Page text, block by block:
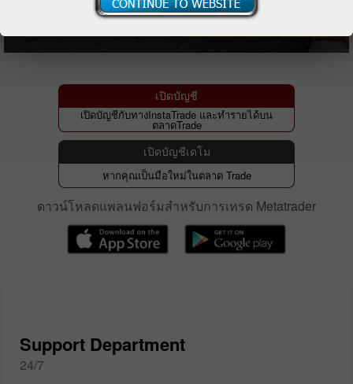
เปิดบัญชี
เปิดบัญชีกับทางInstaTrade และทำรายได้บน
ตลาดTrade
เปิดบัญชีเดโม
หากคุณเป็นมือใหม่ในตลาด Trade
ดาวน์โหลดแพลนฟอร์มสำหรับการเทรด Metatrader
Support Department
24/7